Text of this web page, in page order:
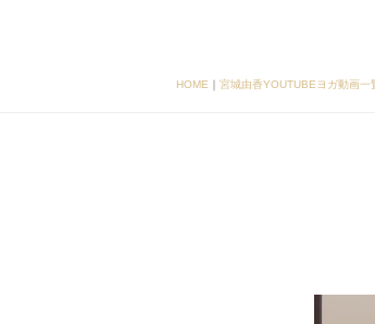
HOME ｜ 宮城由香YOUTUBEヨガ動画一